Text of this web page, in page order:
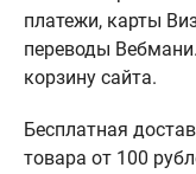
платежи, карты
переводы
корзину сайта.
Бесплатная
товара от 100